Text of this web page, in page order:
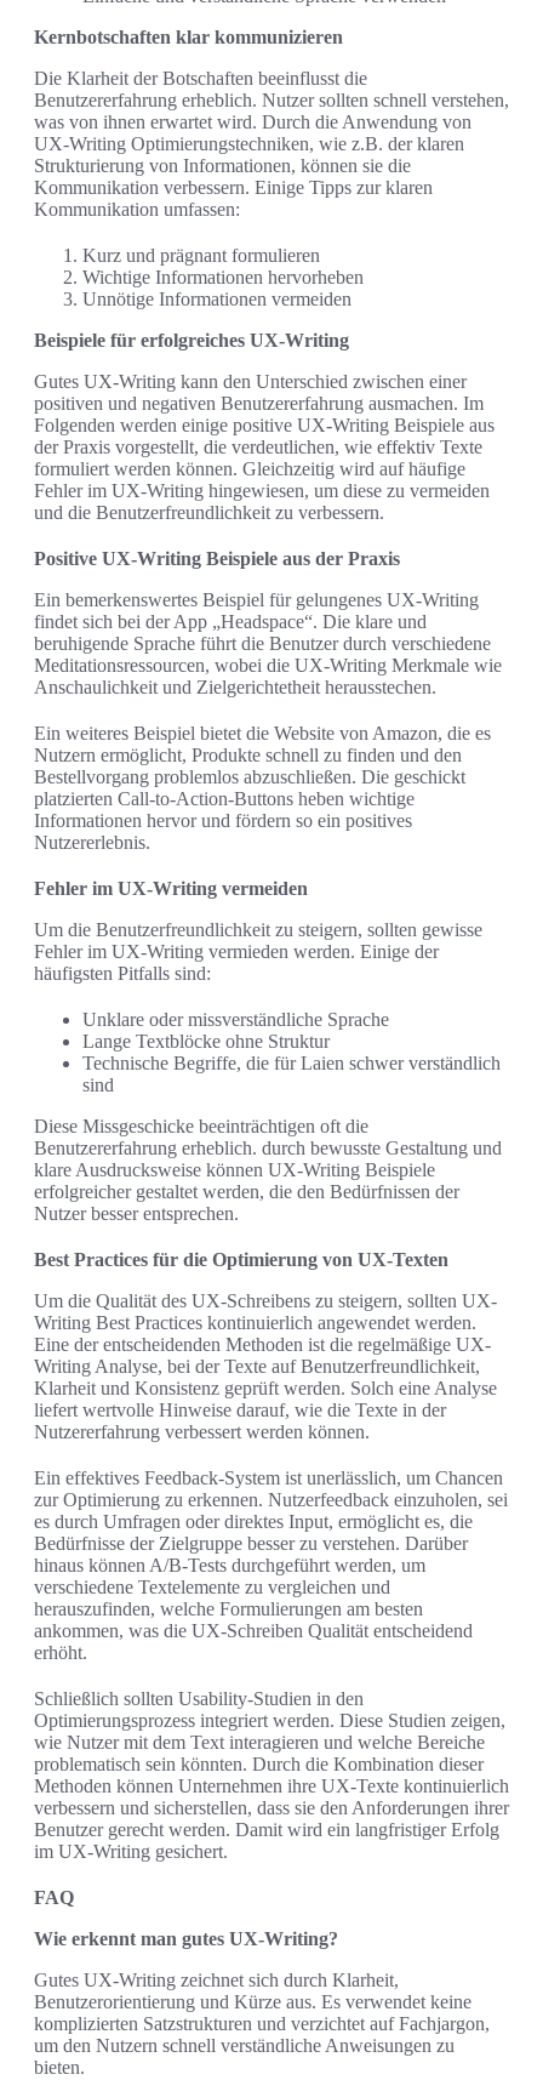
Kernbotschaften klar kommunizieren
Die Klarheit der Botschaften beeinflusst die
Benutzererfahrung erheblich. Nutzer sollten schnell verstehen,
was von ihnen erwartet wird. Durch die Anwendung von
UX-Writing Optimierungstechniken, wie z.B. der klaren
Strukturierung von Informationen, können sie die
Kommunikation verbessern. Einige Tipps zur klaren
Kommunikation umfassen:
Kurz und prägnant formulieren
Wichtige Informationen hervorheben
Unnötige Informationen vermeiden
Beispiele für erfolgreiches UX-Writing
Gutes UX-Writing kann den Unterschied zwischen einer
positiven und negativen Benutzererfahrung ausmachen. Im
Folgenden werden einige positive UX-Writing Beispiele aus
der Praxis vorgestellt, die verdeutlichen, wie effektiv Texte
formuliert werden können. Gleichzeitig wird auf häufige
Fehler im UX-Writing hingewiesen, um diese zu vermeiden
und die Benutzerfreundlichkeit zu verbessern.
Positive UX-Writing Beispiele aus der Praxis
Ein bemerkenswertes Beispiel für gelungenes UX-Writing
findet sich bei der App „Headspace“. Die klare und
beruhigende Sprache führt die Benutzer durch verschiedene
Meditationsressourcen, wobei die UX-Writing Merkmale wie
Anschaulichkeit und Zielgerichtetheit herausstechen.
Ein weiteres Beispiel bietet die Website von Amazon, die es
Nutzern ermöglicht, Produkte schnell zu finden und den
Bestellvorgang problemlos abzuschließen. Die geschickt
platzierten Call-to-Action-Buttons heben wichtige
Informationen hervor und fördern so ein positives
Nutzererlebnis.
Fehler im UX-Writing vermeiden
Um die Benutzerfreundlichkeit zu steigern, sollten gewisse
Fehler im UX-Writing vermieden werden. Einige der
häufigsten Pitfalls sind:
Unklare oder missverständliche Sprache
Lange Textblöcke ohne Struktur
Technische Begriffe, die für Laien schwer verständlich
sind
Diese Missgeschicke beeinträchtigen oft die
Benutzererfahrung erheblich. durch bewusste Gestaltung und
klare Ausdrucksweise können UX-Writing Beispiele
erfolgreicher gestaltet werden, die den Bedürfnissen der
Nutzer besser entsprechen.
Best Practices für die Optimierung von UX-Texten
Um die Qualität des UX-Schreibens zu steigern, sollten UX-
Writing Best Practices kontinuierlich angewendet werden.
Eine der entscheidenden Methoden ist die regelmäßige UX-
Writing Analyse, bei der Texte auf Benutzerfreundlichkeit,
Klarheit und Konsistenz geprüft werden. Solch eine Analyse
liefert wertvolle Hinweise darauf, wie die Texte in der
Nutzererfahrung verbessert werden können.
Ein effektives Feedback-System ist unerlässlich, um Chancen
zur Optimierung zu erkennen. Nutzerfeedback einzuholen, sei
es durch Umfragen oder direktes Input, ermöglicht es, die
Bedürfnisse der Zielgruppe besser zu verstehen. Darüber
hinaus können A/B-Tests durchgeführt werden, um
verschiedene Textelemente zu vergleichen und
herauszufinden, welche Formulierungen am besten
ankommen, was die UX-Schreiben Qualität entscheidend
erhöht.
Schließlich sollten Usability-Studien in den
Optimierungsprozess integriert werden. Diese Studien zeigen,
wie Nutzer mit dem Text interagieren und welche Bereiche
problematisch sein könnten. Durch die Kombination dieser
Methoden können Unternehmen ihre UX-Texte kontinuierlich
verbessern und sicherstellen, dass sie den Anforderungen ihrer
Benutzer gerecht werden. Damit wird ein langfristiger Erfolg
im UX-Writing gesichert.
FAQ
Wie erkennt man gutes UX-Writing?
Gutes UX-Writing zeichnet sich durch Klarheit,
Benutzerorientierung und Kürze aus. Es verwendet keine
komplizierten Satzstrukturen und verzichtet auf Fachjargon,
um den Nutzern schnell verständliche Anweisungen zu
bieten.